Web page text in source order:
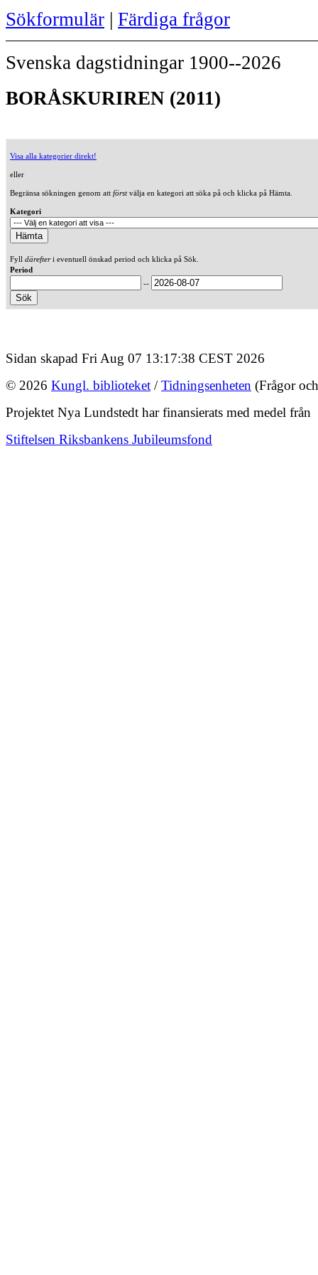
Sökformulär | Färdiga frågor
Svenska dagstidningar 1900--2026
BORÅSKURIREN (2011)
Visa alla kategorier direkt!
eller
Begränsa sökningen genom att förstvälja en kategori att söka på och klicka på Hämta.
Kategori
Fyll därefteri eventuell önskad period och klicka på Sök.
Period
--
Sidan skapad Fri Aug 07 13:17:38 CEST 2026
© 2026 Kungl. biblioteket /Tidningsenheten (Frågor
Projektet Nya Lundstedt har finansierats med medel från
Stiftelsen Riksbankens Jubileumsfond